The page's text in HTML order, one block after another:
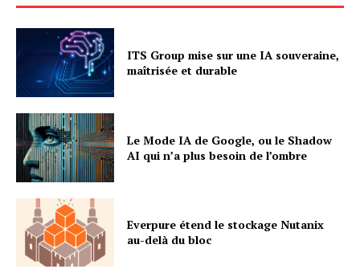
ITS Group mise sur une IA souveraine,
maîtrisée et durable
Le Mode IA de Google, ou le Shadow
AI qui n’a plus besoin de l’ombre
Everpure étend le stockage Nutanix
au-delà du bloc